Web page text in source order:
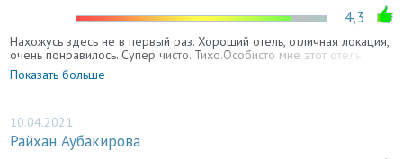
4,3
Нахожусь здесь не в первый раз. Хороший отель, отличная локация,
очень понравилось. Супер чисто. Тихо.Особисто мне этот отель
понравился своим уютным расположением, хорошими чистыми
номерами! Персонал очень приветливый и квалифицированный.
Показать больше
10.04.2021
Райхан Аубакирова